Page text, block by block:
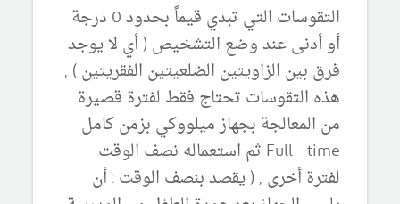
التقوسات التي تبدي قيماً بحدود 0 درجة
أو أدنى عند وضع التشخيص ( أي لا يوجد
فرق بين الزاويتين الضلعيتين الفقريتين ) ,
هذه التقوسات تحتاج فقط لفترة قصيرة
من المعالجة بجهاز ميلووكي بزمن كامل
Full - time ثم استعماله نصف الوقت
لفترة أخرى , ( يقصد بنصف الوقت : أن